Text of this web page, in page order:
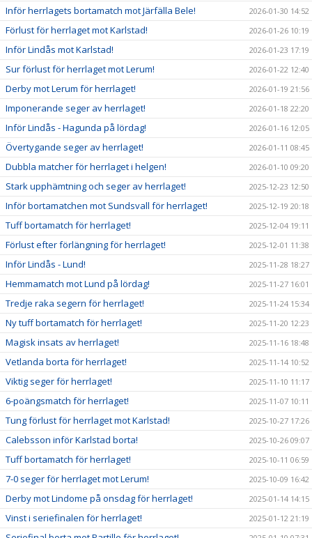
Inför herrlagets bortamatch mot Järfälla Bele! 2026-01-30 14:52
Förlust för herrlaget mot Karlstad! 2026-01-26 10:19
Inför Lindås mot Karlstad! 2026-01-23 17:19
Sur förlust för herrlaget mot Lerum! 2026-01-22 12:40
Derby mot Lerum för herrlaget! 2026-01-19 21:56
Imponerande seger av herrlaget! 2026-01-18 22:20
Inför Lindås - Hagunda på lördag! 2026-01-16 12:05
Övertygande seger av herrlaget! 2026-01-11 08:45
Dubbla matcher för herrlaget i helgen! 2026-01-10 09:20
Stark upphämtning och seger av herrlaget! 2025-12-23 12:50
Inför bortamatchen mot Sundsvall för herrlaget! 2025-12-19 20:18
Tuff bortamatch för herrlaget! 2025-12-04 19:11
Förlust efter förlängning för herrlaget! 2025-12-01 11:38
Inför Lindås - Lund! 2025-11-28 18:27
Hemmamatch mot Lund på lördag! 2025-11-27 16:01
Tredje raka segern för herrlaget! 2025-11-24 15:34
Ny tuff bortamatch för herrlaget! 2025-11-20 12:23
Magisk insats av herrlaget! 2025-11-16 18:48
Vetlanda borta för herrlaget! 2025-11-14 10:52
Viktig seger för herrlaget! 2025-11-10 11:17
6-poängsmatch för herrlaget! 2025-11-07 10:11
Tung förlust för herrlaget mot Karlstad! 2025-10-27 17:26
Calebsson inför Karlstad borta! 2025-10-26 09:07
Tuff bortamatch för herrlaget! 2025-10-11 06:59
7-0 seger för herrlaget mot Lerum! 2025-10-09 16:42
Derby mot Lindome på onsdag för herrlaget! 2025-01-14 14:15
Vinst i seriefinalen för herrlaget! 2025-01-12 21:19